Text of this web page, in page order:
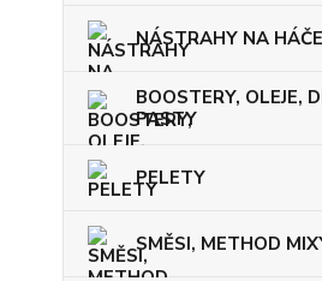
NÁSTRAHY NA
BOOSTERY, OLEJE,
PASTY
PELETY
SMĚSI, METHOD